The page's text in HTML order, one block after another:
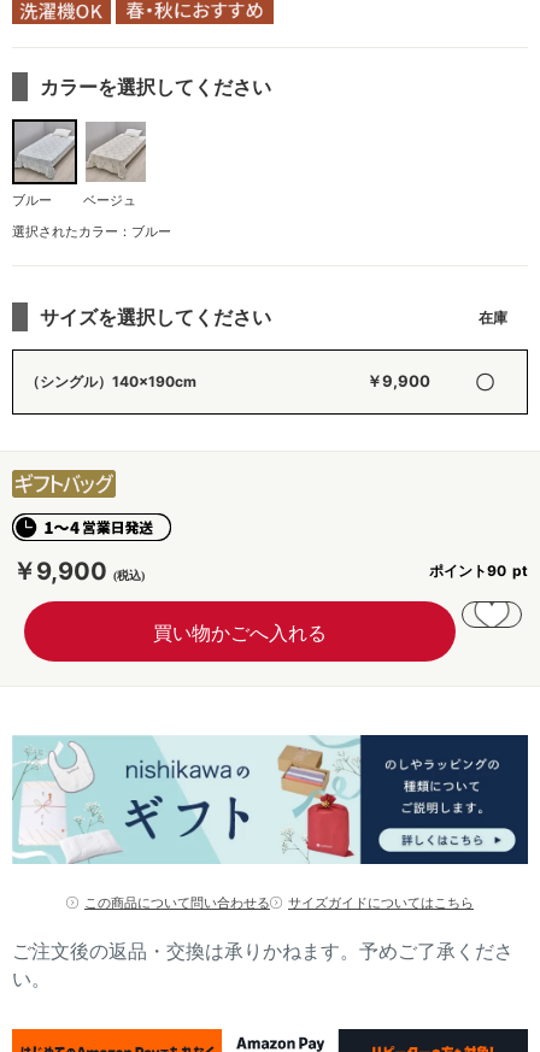
￥9,900 ポイント90
カラーを選択してください
ブルー
ベージュ
選択されたカラー：ブルー
サイズを選択してください
（シングル）140×190cm ￥9,900 〇
この商品について問い合わせる サイズガイドについてはこちら
ご注文後の返品・交換は承りかねます。予めご了承くださ
い。